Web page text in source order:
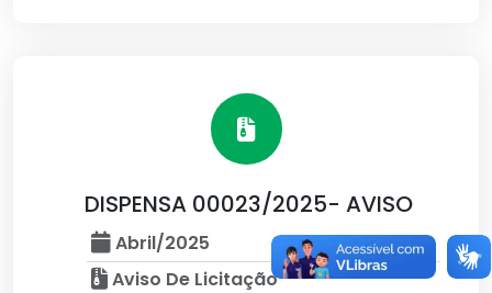
DISPENSA 00023/2025- AVISO
Abril/2025
Aviso De Licitação